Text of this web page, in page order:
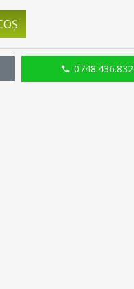
0748.436.832